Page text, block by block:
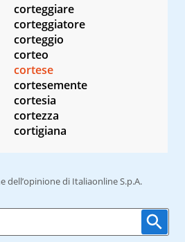
corteggiare
corteggiatore
corteggio
corteo
cortese
cortesemente
cortesia
cortezza
cortigiana
di Italiaonline S.p.A.